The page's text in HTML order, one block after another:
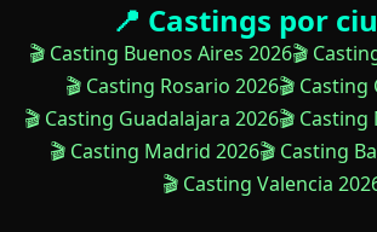
📍 Castings por
🎬 Casting Buenos Aires 2026🎬
🎬 Casting Rosario 2026🎬 Casting
🎬 Casting Guadalajara 2026🎬
🎬 Casting Madrid 2026🎬 Casting
🎬 Casting Valencia